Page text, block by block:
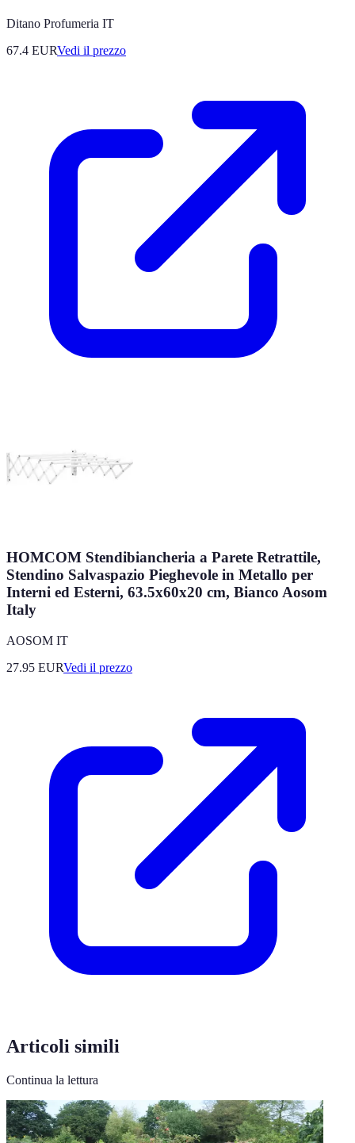
Ditano Profumeria IT
67.4 EURVedi il prezzo
HOMCOM Stendibiancheria a Parete Retrattile,
Stendino Salvaspazio Pieghevole in Metallo per
Interni ed Esterni, 63.5x60x20 cm, Bianco Aosom
Italy
AOSOM IT
27.95 EURVedi il prezzo
Articoli simili
Continua la lettura